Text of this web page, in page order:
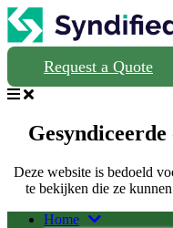
Request a Quote
Deze website is bedoeld
te bekijken die ze
Home